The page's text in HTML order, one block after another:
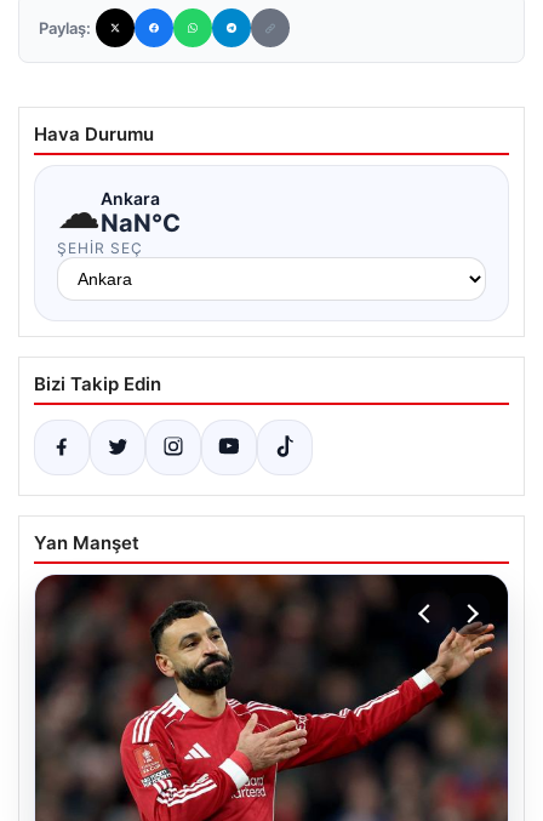
Paylaş:
Hava Durumu
☁Ankara
NaN°C
ŞEHIR SEÇ
Bizi Takip Edin
Yan Manşet